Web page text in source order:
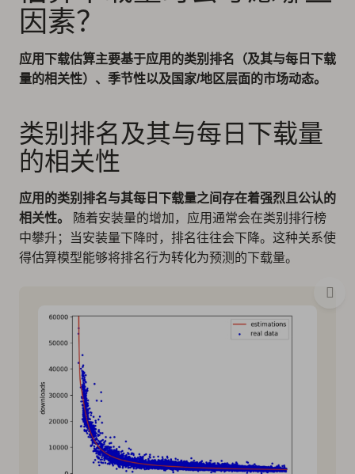
因素？
应用下载估算主要基于应用的类别排名（及其与每日下载
量的相关性）、季节性以及国家/地区层面的市场动态。
类别排名及其与每日下载量
的相关性
应用的类别排名与其每日下载量之间存在着强烈且公认的
相关性。
随着安装量的增加，应用通常会在类别排行榜
中攀升；当安装量下降时，排名往往会下降。这种关系使
得估算模型能够将排名行为转化为预测的下载量。